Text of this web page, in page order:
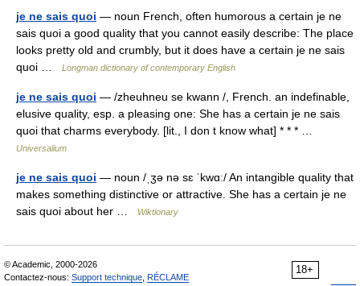
je ne sais quoi — noun French, often humorous a certain je ne
sais quoi a good quality that you cannot easily describe: The place
looks pretty old and crumbly, but it does have a certain je ne sais
quoi …
Longman dictionary of contemporary English
je ne sais quoi — /zheuhneu se kwann /, French. an indefinable,
elusive quality, esp. a pleasing one: She has a certain je ne sais
quoi that charms everybody. [lit., I don t know what] * * * …
Universalium
je ne sais quoi — noun /ˌʒə nə sɛ ˈkwɑː/ An intangible quality that
makes something distinctive or attractive. She has a certain je ne
sais quoi about her …
Wiktionary
18+
© Academic, 2000-2026
Contactez-nous: Support technique RÉCLAME